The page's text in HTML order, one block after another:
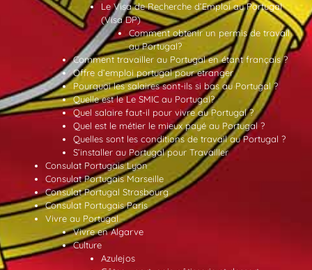
Le Visa de Recherche d’Emploi au Portugal
(Visa DP)
Comment obtenir un permis de travail
au Portugal?
Comment travailler au Portugal en étant français ?
Offre d’emploi portugal pour etranger
Pourquoi les salaires sont-ils si bas au Portugal ?
Quelle est le Le SMIC au Portugal?
Quel salaire faut-il pour vivre au Portugal ?
Quel est le métier le mieux payé au Portugal ?
Quelles sont les conditions de travail au Portugal ?
S’installer au Portugal pour Travailler
Consulat Portugais Lyon
Consulat Portugais Marseille
Consulat Portugal Strasbourg
Consulat Portugais Paris
Vivre au Portugal
Vivre en Algarve
Culture
Azulejos